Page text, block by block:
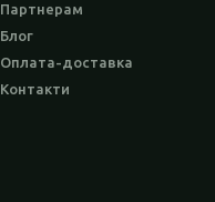
Партнерам
Блог
Оплата-доставка
Контакти